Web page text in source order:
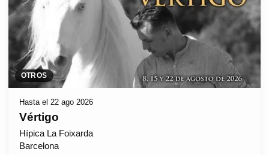
OTROS
Hasta el 22 ago 2026
Vértigo
Hípica La Foixarda
Barcelona